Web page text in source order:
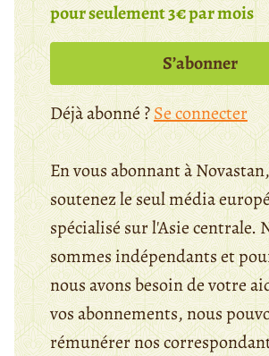
pour seulement 3€ par mois
S’abonner
Déjà abonné ?Se connecter
En vous abonnant à
soutenez le seul média
spécialisé sur l'Asie centrale.
sommes indépendants et
nous avons besoin de votre
vos abonnements, nous
rémunérer nos